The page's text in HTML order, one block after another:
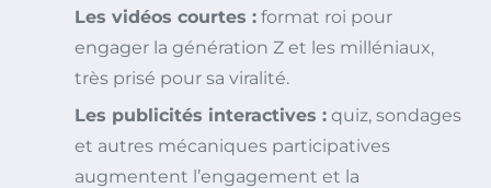
Les vidéos courtes : format roi pour
engager la génération Z et les milléniaux,
très prisé pour sa viralité.
Les publicités interactives : quiz, sondages
et autres mécaniques participatives
augmentent l’engagement et la